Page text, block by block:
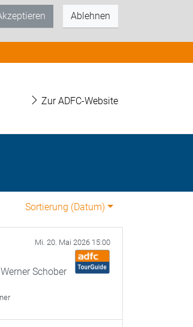
Ablehnen
Zur ADFC-Website
Sortierung (Datum)
Mi. 20. Mai 2026 15:00
Schober